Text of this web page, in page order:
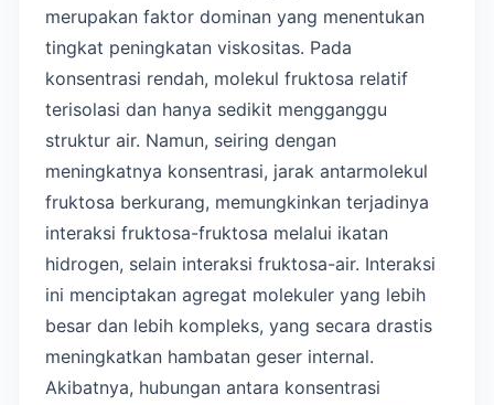
merupakan faktor dominan yang menentukan
tingkat peningkatan viskositas. Pada
konsentrasi rendah, molekul fruktosa relatif
terisolasi dan hanya sedikit mengganggu
struktur air. Namun, seiring dengan
meningkatnya konsentrasi, jarak antarmolekul
fruktosa berkurang, memungkinkan terjadinya
interaksi fruktosa-fruktosa melalui ikatan
hidrogen, selain interaksi fruktosa-air. Interaksi
ini menciptakan agregat molekuler yang lebih
besar dan lebih kompleks, yang secara drastis
meningkatkan hambatan geser internal.
Akibatnya, hubungan antara konsentrasi